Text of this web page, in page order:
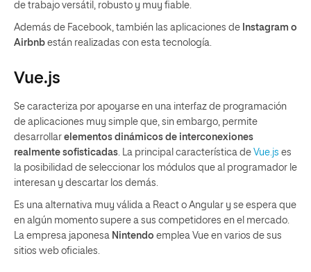
de trabajo versátil, robusto y muy fiable.
Además de Facebook, también las aplicaciones de Instagram o
Airbnb están realizadas con esta tecnología.
Vue.js
Se caracteriza por apoyarse en una interfaz de programación
de aplicaciones muy simple que, sin embargo, permite
desarrollar elementos dinámicos de interconexiones
realmente sofisticadas. La principal característica de Vue.js es
la posibilidad de seleccionar los módulos que al programador le
interesan y descartar los demás.
Es una alternativa muy válida a React o Angular y se espera que
en algún momento supere a sus competidores en el mercado.
La empresa japonesa Nintendo emplea Vue en varios de sus
sitios web oficiales.